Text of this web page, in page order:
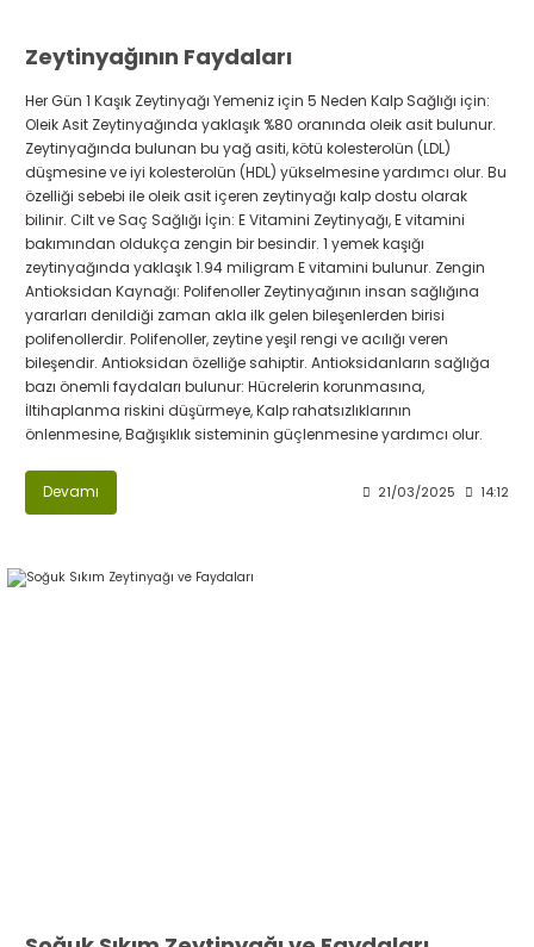
Zeytinyağının Faydaları
Her Gün 1 Kaşık Zeytinyağı Yemeniz için 5 Neden Kalp Sağlığı için:
Oleik Asit Zeytinyağında yaklaşık %80 oranında oleik asit bulunur.
Zeytinyağında bulunan bu yağ asiti, kötü kolesterolün (LDL)
düşmesine ve iyi kolesterolün (HDL) yükselmesine yardımcı olur. Bu
özelliği sebebi ile oleik asit içeren zeytinyağı kalp dostu olarak
bilinir. Cilt ve Saç Sağlığı İçin: E Vitamini Zeytinyağı, E vitamini
bakımından oldukça zengin bir besindir. 1 yemek kaşığı
zeytinyağında yaklaşık 1.94 miligram E vitamini bulunur. Zengin
Antioksidan Kaynağı: Polifenoller Zeytinyağının insan sağlığına
yararları denildiği zaman akla ilk gelen bileşenlerden birisi
polifenollerdir. Polifenoller, zeytine yeşil rengi ve acılığı veren
bileşendir. Antioksidan özelliğe sahiptir. Antioksidanların sağlığa
bazı önemli faydaları bulunur: Hücrelerin korunmasına,
İltihaplanma riskini düşürmeye, Kalp rahatsızlıklarının
önlenmesine, Bağışıklık sisteminin güçlenmesine yardımcı olur.
Devamı 21/03/2025 14:12